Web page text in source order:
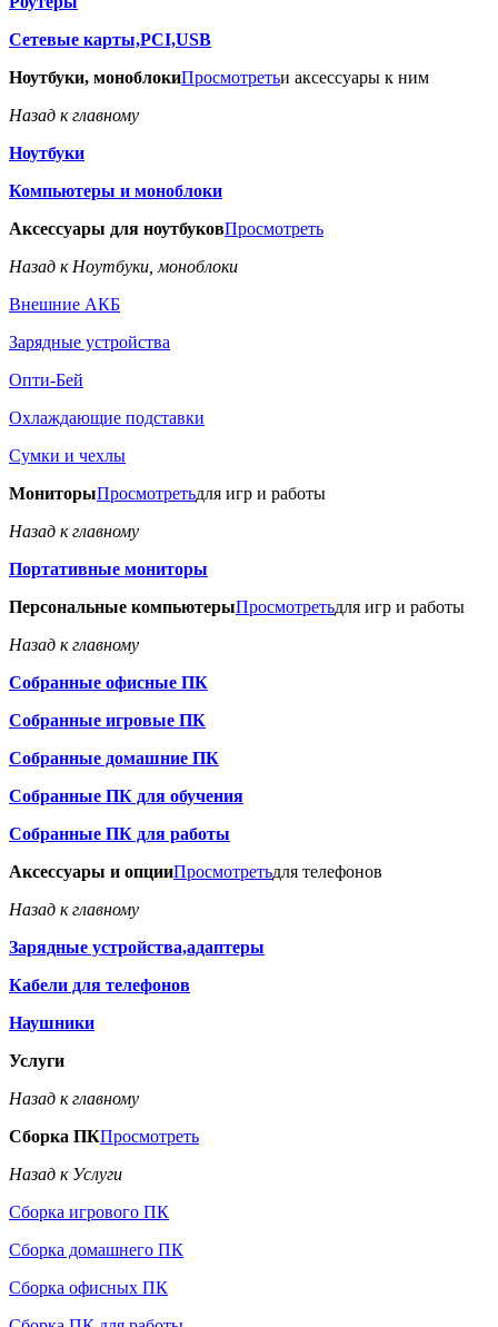
Сетевые карты,PCI,USB
Ноутбуки, моноблокиПросмотретьи аксессуары к ним
Назад к главному
Ноутбуки
Компьютеры и моноблоки
Аксессуары для ноутбуковПросмотреть
Назад к Ноутбуки, моноблоки
Внешние АКБ
Зарядные устройства
Опти-Бей
Охлаждающие подставки
Сумки и чехлы
МониторыПросмотретьдля игр и работы
Назад к главному
Портативные мониторы
Персональные компьютерыПросмотретьдля игр и работы
Назад к главному
Собранные офисные ПК
Собранные игровые ПК
Собранные домашние ПК
Собранные ПК для обучения
Собранные ПК для работы
Аксессуары и опцииПросмотретьдля телефонов
Назад к главному
Зарядные устройства,адаптеры
Кабели для телефонов
Наушники
Услуги
Назад к главному
Сборка ПКПросмотреть
Назад к Услуги
Сборка игрового ПК
Сборка домашнего ПК
Сборка офисных ПК